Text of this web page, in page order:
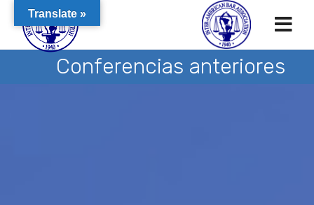
Conferencias anteriores
Translate »